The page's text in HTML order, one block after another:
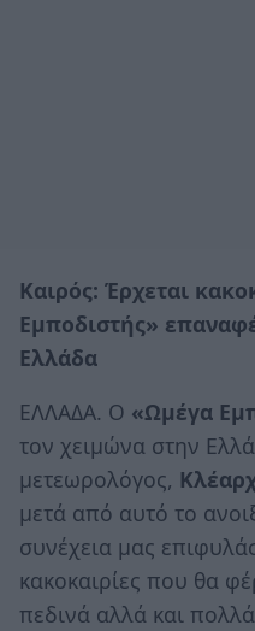
Καιρός: Έρχεται
Εμποδιστής»
Ελλάδα
ΕΛΛΑΔΑ. O «Ωμέγα
τον χειμώνα στην
μετεωρολόγος,
μετά από αυτό το
συνέχεια μας
κακοκαιρίες που θα
πεδινά αλλά και